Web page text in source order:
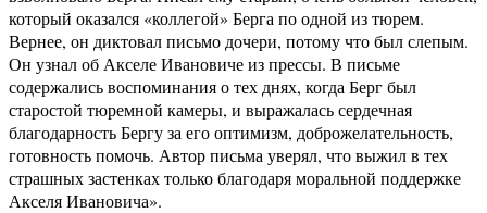
который оказался «коллегой» Берга по одной из тюрем.
Вернее, он диктовал письмо дочери, потому что был слепым.
Он узнал об Акселе Ивановиче из прессы. В письме
содержались воспоминания о тех днях, когда Берг был
старостой тюремной камеры, и выражалась сердечная
благодарность Бергу за его оптимизм, доброжелательность,
готовность помочь. Автор письма уверял, что выжил в тех
страшных застенках только благодаря моральной поддержке
Акселя Ивановича».